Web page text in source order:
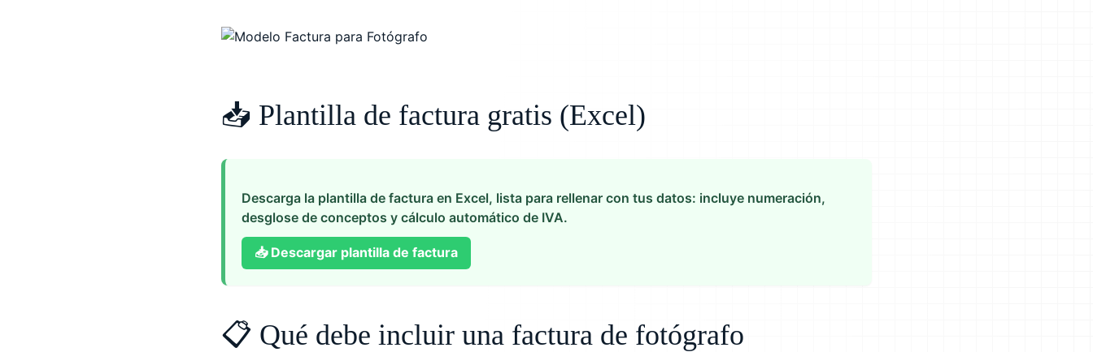
📥 Plantilla de factura gratis (Excel)
Descarga la plantilla de factura en Excel, lista para rellenar con tus datos: incluye numeración,
desglose de conceptos y cálculo automático de IVA.
📥 Descargar plantilla de factura
📋 Qué debe incluir una factura de fotógrafo